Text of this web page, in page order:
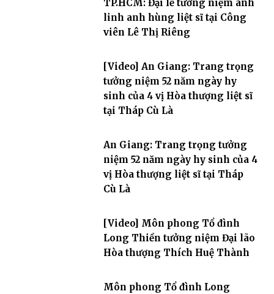
TP.HCM: Đại lễ tưởng niệm anh
linh anh hùng liệt sĩ tại Công
viên Lê Thị Riêng
[Video] An Giang: Trang trọng
tưởng niệm 52 năm ngày hy
sinh của 4 vị Hòa thượng liệt sĩ
tại Tháp Cù Là
An Giang: Trang trọng tưởng
niệm 52 năm ngày hy sinh của 4
vị Hòa thượng liệt sĩ tại Tháp
Cù Là
[Video] Môn phong Tổ đình
Long Thiền tưởng niệm Đại lão
Hòa thượng Thích Huệ Thành
Môn phong Tổ đình Long